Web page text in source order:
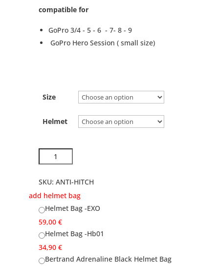
compatible for
GoPro 3/4 - 5 - 6 - 7- 8 - 9
GoPro Hero Session ( small size)
Size
Helmet
SKU: ANTI-HITCH
add helmet bag
Helmet Bag -EXO
59,00 €
Helmet Bag -Hb01
34,90 €
Bertrand Adrenaline Black Helmet Bag